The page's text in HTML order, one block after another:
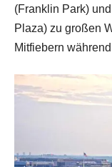
(Franklin Park)
Plaza) zu großen
Mitfiebern